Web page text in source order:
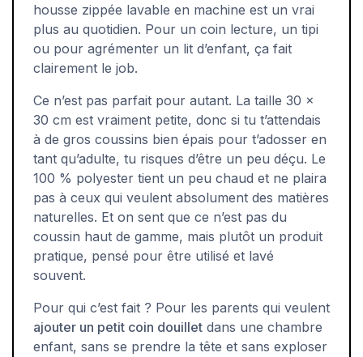
housse zippée lavable en machine est un vrai
plus au quotidien. Pour un coin lecture, un tipi
ou pour agrémenter un lit d’enfant, ça fait
clairement le job.
Ce n’est pas parfait pour autant. La taille 30 x
30 cm est vraiment petite, donc si tu t’attendais
à de gros coussins bien épais pour t’adosser en
tant qu’adulte, tu risques d’être un peu déçu. Le
100 % polyester tient un peu chaud et ne plaira
pas à ceux qui veulent absolument des matières
naturelles. Et on sent que ce n’est pas du
coussin haut de gamme, mais plutôt un produit
pratique, pensé pour être utilisé et lavé
souvent.
Pour qui c’est fait ? Pour les parents qui veulent
ajouter un petit coin douillet dans une chambre
enfant, sans se prendre la tête et sans exploser